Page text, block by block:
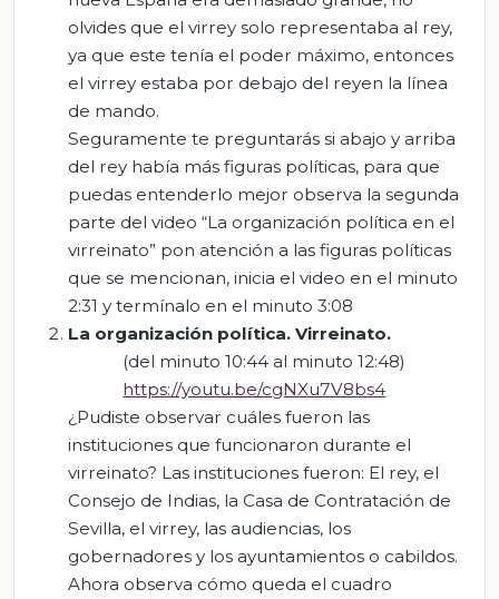
olvides que el virrey solo representaba al rey,
ya que este tenía el poder máximo, entonces
el virrey estaba por debajo del reyen la línea
de mando.
Seguramente te preguntarás si abajo y arriba
del rey había más figuras políticas, para que
puedas entenderlo mejor observa la segunda
parte del video “La organización política en el
virreinato” pon atención a las figuras políticas
que se mencionan, inicia el video en el minuto
2:31 y termínalo en el minuto 3:08
La organización política. Virreinato.
(del minuto 10:44 al minuto 12:48)
https://youtu.be/cgNXu7V8bs4
¿Pudiste observar cuáles fueron las
instituciones que funcionaron durante el
virreinato? Las instituciones fueron: El rey, el
Consejo de Indias, la Casa de Contratación de
Sevilla, el virrey, las audiencias, los
gobernadores y los ayuntamientos o cabildos.
Ahora observa cómo queda el cuadro